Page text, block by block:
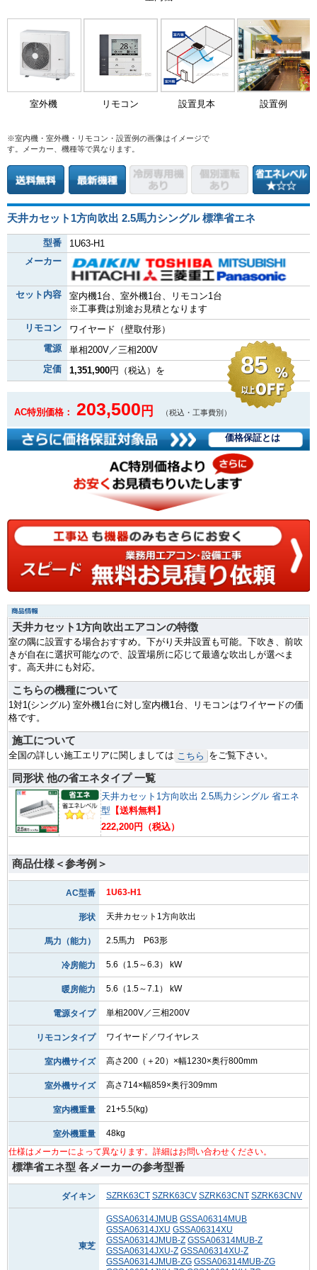
室外機 リモコン 設置見本 設置例
※室内機・室外機・リモコン・設置例の画像はイメージで
す。メーカー、機種等で異なります。
天井カセット1方向吹出 2.5馬力シングル 標準省エネ
型番
1U63-H1
メーカー
セット内容
室内機1台、室外機1台、リモコン1台
※工事費は別途お見積となります
リモコン
ワイヤード（壁取付形）
電源
単相200V／三相200V
定価
1,351,900円（税込）を 85
AC特別価格： 203,500 円 （税込・工事費別）
価格保証とは
天井カセット1方向吹出エアコンの特徴
室の隅に設置する場合おすすめ。下がり天井設置も可能。下吹き、前吹
きが自在に選択可能なので、設置場所に応じて最適な吹出しが選べま
す。高天井にも対応。
こちらの機種について
1対1(シングル) 室外機1台に対し室内機1台、リモコンはワイヤードの価
格です。
施工について
全国の詳しい施工エリアに関しましては こちら をご覧下さい。
同形状 他の省エネタイプ 一覧
天井カセット1方向吹出 2.5馬力シングル 省エネ
型 【送料無料】
222,200円（税込）
商品仕様＜参考例＞
AC型番 1U63-H1
形状 天井カセット1方向吹出
馬力（能力） 2.5馬力 P63形
冷房能力 5.6（1.5～6.3） kW
暖房能力 5.6（1.5～7.1） kW
電源タイプ 単相200V／三相200V
リモコンタイプ ワイヤード／ワイヤレス
室内機サイズ 高さ200（＋20）×幅1230×奥行800mm
室外機サイズ 高さ714×幅859×奥行309mm
室内機重量 21+5.5(kg)
室外機重量
48kg
仕様はメーカーによって異なります。詳細はお問い合わせください。
標準省エネ型 各メーカーの参考型番
ダイキン SZRK63CT SZRK63CV SZRK63CNT SZRK63CNV
東芝
GSSA06314JMUB GSSA06314MUB
GSSA06314JXU GSSA06314XU
GSSA06314JMUB-Z GSSA06314MUB-Z
GSSA06314JXU-Z GSSA06314XU-Z
GSSA06314JMUB-ZG GSSA06314MUB-ZG